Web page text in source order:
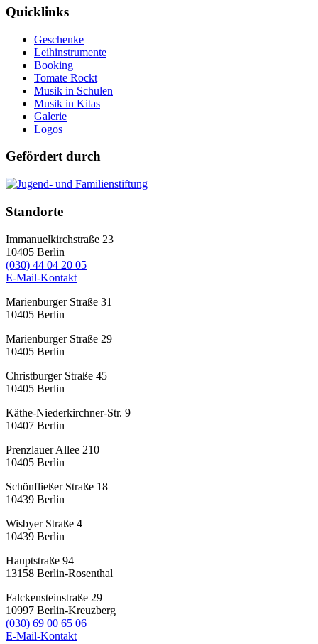
Quicklinks
Geschenke
Leihinstrumente
Booking
Tomate Rockt
Musik in Schulen
Musik in Kitas
Galerie
Logos
Gefördert durch
Standorte
Immanuelkirchstraße 23
10405 Berlin
(030) 44 04 20 05
E-Mail-Kontakt
Marienburger Straße 31
10405 Berlin
Marienburger Straße 29
10405 Berlin
Christburger Straße 45
10405 Berlin
Käthe-Niederkirchner-Str. 9
10407 Berlin
Prenzlauer Allee 210
10405 Berlin
Schönfließer Straße 18
10439 Berlin
Wisbyer Straße 4
10439 Berlin
Hauptstraße 94
13158 Berlin-Rosenthal
Falckensteinstraße 29
10997 Berlin-Kreuzberg
(030) 69 00 65 06
E-Mail-Kontakt